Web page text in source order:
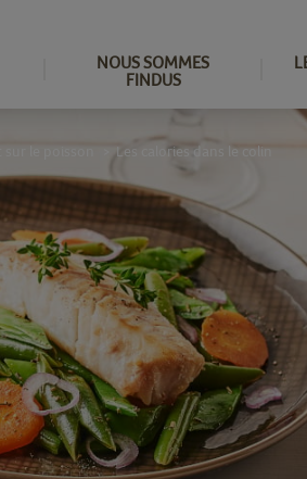
NOUS SOMMES
FINDUS
sur le poisson Les calories dans le colin